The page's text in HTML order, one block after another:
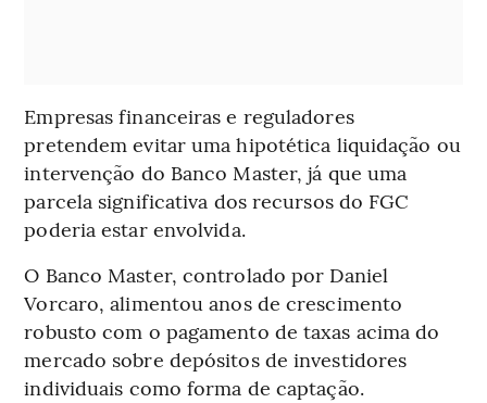
Empresas financeiras e reguladores
pretendem evitar uma hipotética liquidação ou
intervenção do Banco Master, já que uma
parcela significativa dos recursos do FGC
poderia estar envolvida.
O Banco Master, controlado por Daniel
Vorcaro, alimentou anos de crescimento
robusto com o pagamento de taxas acima do
mercado sobre depósitos de investidores
individuais como forma de captação.